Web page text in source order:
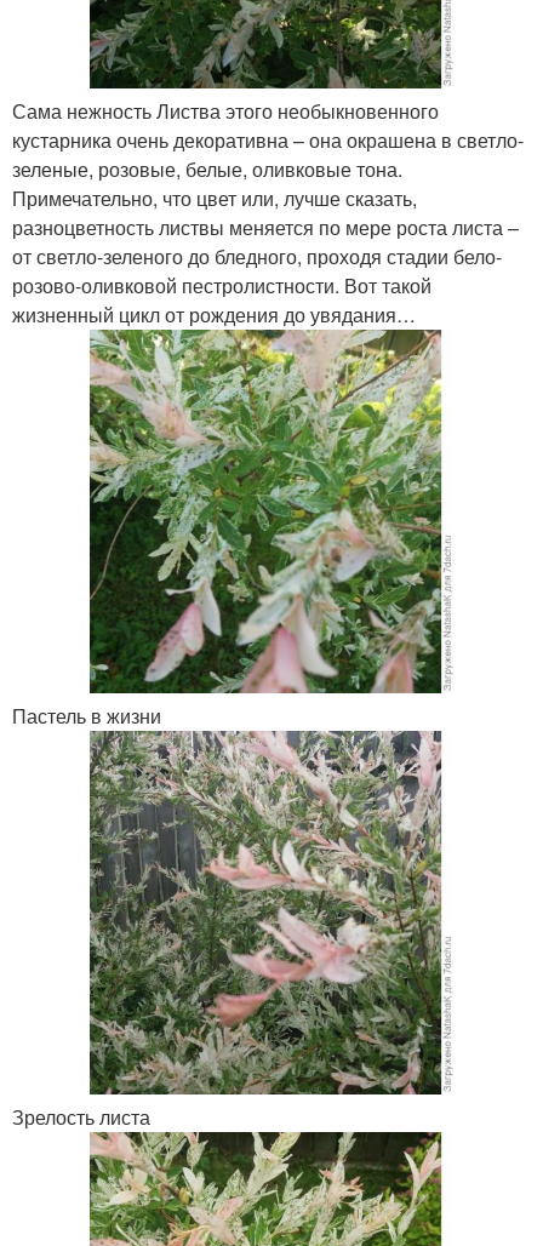
Сама нежность Листва этого необыкновенного
кустарника очень декоративна – она окрашена в светло-
зеленые, розовые, белые, оливковые тона.
Примечательно, что цвет или, лучше сказать,
разноцветность листвы меняется по мере роста листа –
от светло-зеленого до бледного, проходя стадии бело-
розово-оливковой пестролистности. Вот такой
жизненный цикл от рождения до увядания…
Пастель в жизни
Зрелость листа